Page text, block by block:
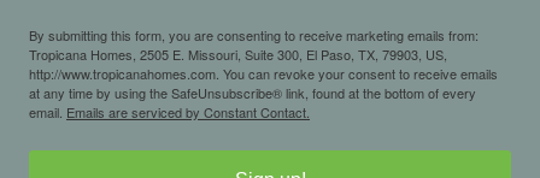
By submitting this form, you are consenting to receive marketing emails from:
Tropicana Homes, 2505 E. Missouri, Suite 300, El Paso, TX, 79903, US,
http://www.tropicanahomes.com. You can revoke your consent to receive emails
at any time by using the SafeUnsubscribe® link, found at the bottom of every
email. Emails are serviced by Constant Contact.